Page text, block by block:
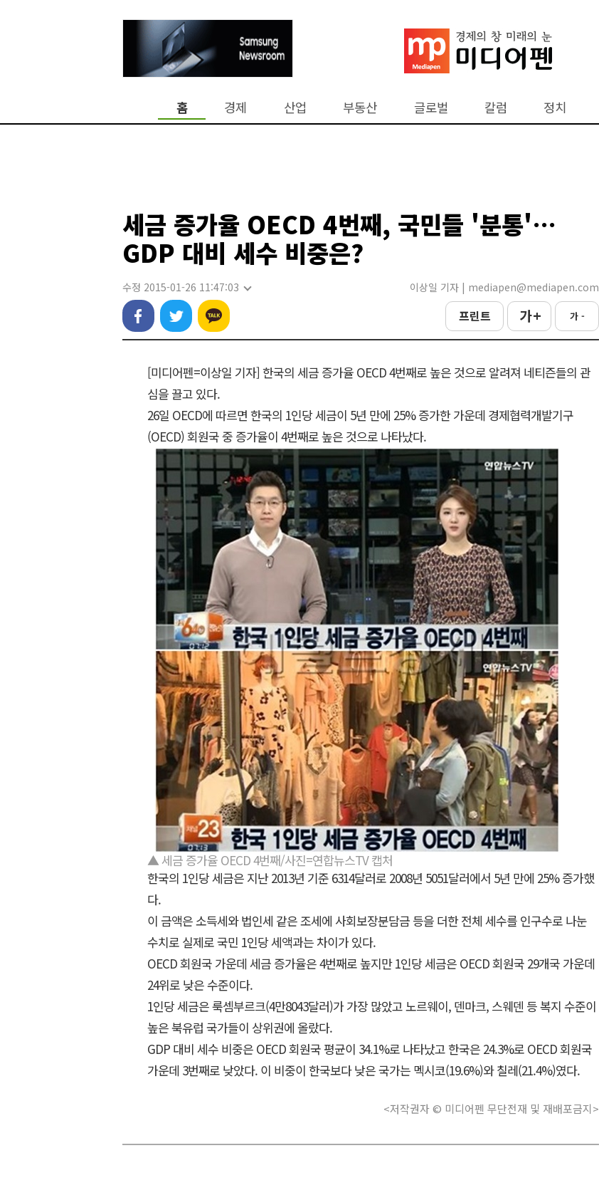
홈 경제 산업 부동산 글로벌 칼럼 정치
세금 증가율 OECD 4번째, 국민들 '분통'…
GDP 대비 세수 비중은?
수정 2015-01-26 11:47:03 이상일 기자 | mediapen@mediapen.com
프린트 가 + 가 -
[미디어펜=이상일 기자] 한국의 세금 증가율 OECD 4번째로 높은 것으로 알려져 네티즌들의 관
심을 끌고 있다.
26일 OECD에 따르면 한국의 1인당 세금이 5년 만에 25% 증가한 가운데 경제협력개발기구
(OECD) 회원국 중 증가율이 4번째로 높은 것으로 나타났다.
▲ 세금 증가율 OECD 4번째/사진=연합뉴스TV 캡처
한국의 1인당 세금은 지난 2013년 기준 6314달러로 2008년 5051달러에서 5년 만에 25% 증가했
다.
이 금액은 소득세와 법인세 같은 조세에 사회보장분담금 등을 더한 전체 세수를 인구수로 나눈
수치로 실제로 국민 1인당 세액과는 차이가 있다.
OECD 회원국 가운데 세금 증가율은 4번째로 높지만 1인당 세금은 OECD 회원국 29개국 가운데
24위로 낮은 수준이다.
1인당 세금은 룩셈부르크(4만8043달러)가 가장 많았고 노르웨이, 덴마크, 스웨덴 등 복지 수준이
높은 북유럽 국가들이 상위권에 올랐다.
GDP 대비 세수 비중은 OECD 회원국 평균이 34.1%로 나타났고 한국은 24.3%로 OECD 회원국
가운데 3번째로 낮았다. 이 비중이 한국보다 낮은 국가는 멕시코(19.6%)와 칠레(21.4%)였다.
<저작권자 © 미디어펜 무단전재 및 재배포금지>